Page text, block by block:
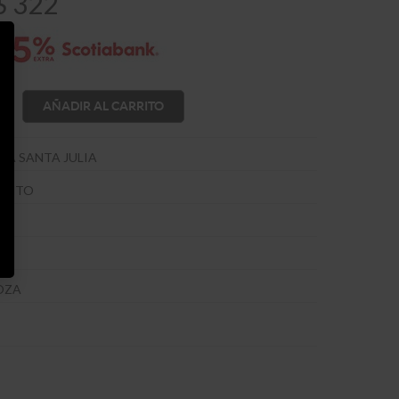
AÑADIR AL CARRITO
SANTA JULIA